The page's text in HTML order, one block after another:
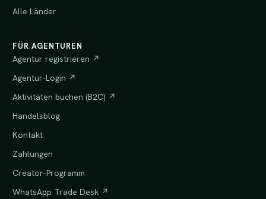
Alle Länder
FÜR AGENTUREN
Agentur registrieren ↗
Agentur-Login ↗
Aktivitäten buchen (B2C) ↗
Handelsblog
Kontakt
Zahlungen
Creator-Programm
WhatsApp Trade Desk ↗